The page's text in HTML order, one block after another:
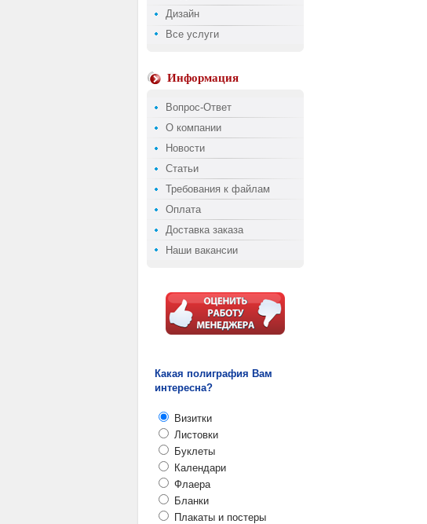
Дизайн
Все услуги
Информация
Вопрос-Ответ
О компании
Новости
Статьи
Требования к файлам
Оплата
Доставка заказа
Наши вакансии
Какая полиграфия Вам
интересна?
Визитки
Листовки
Буклеты
Календари
Флаера
Бланки
Плакаты и постеры